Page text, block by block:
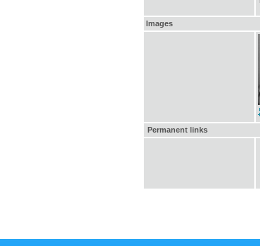
Images
Permanent links